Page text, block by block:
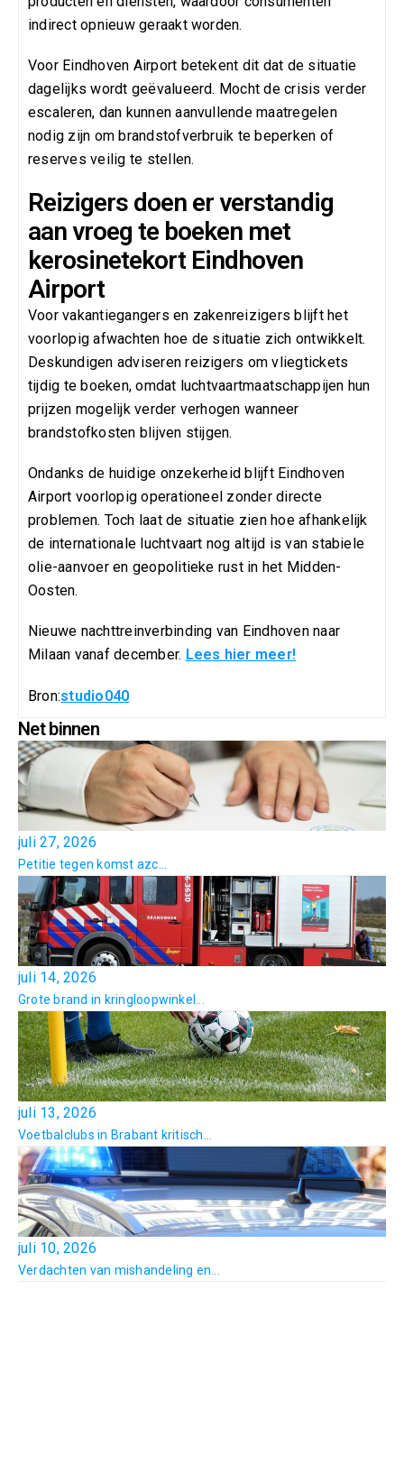
indirect opnieuw geraakt worden.
Voor Eindhoven Airport betekent dit dat de situatie
dagelijks wordt geëvalueerd. Mocht de crisis verder
escaleren, dan kunnen aanvullende maatregelen
nodig zijn om brandstofverbruik te beperken of
reserves veilig te stellen.
Reizigers doen er verstandig
aan vroeg te boeken met
kerosinetekort Eindhoven
Airport
Voor vakantiegangers en zakenreizigers blijft het
voorlopig afwachten hoe de situatie zich ontwikkelt.
Deskundigen adviseren reizigers om vliegtickets
tijdig te boeken, omdat luchtvaartmaatschappijen hun
prijzen mogelijk verder verhogen wanneer
brandstofkosten blijven stijgen.
Ondanks de huidige onzekerheid blijft Eindhoven
Airport voorlopig operationeel zonder directe
problemen. Toch laat de situatie zien hoe afhankelijk
de internationale luchtvaart nog altijd is van stabiele
olie-aanvoer en geopolitieke rust in het Midden-
Oosten.
Nieuwe nachttreinverbinding van Eindhoven naar
Milaan vanaf december. Lees hier meer!
Bron:studio040
Net binnen
juli 27, 2026
Petitie tegen komst azc...
juli 14, 2026
Grote brand in kringloopwinkel...
juli 13, 2026
Voetbalclubs in Brabant kritisch...
juli 10, 2026
Verdachten van mishandeling en...